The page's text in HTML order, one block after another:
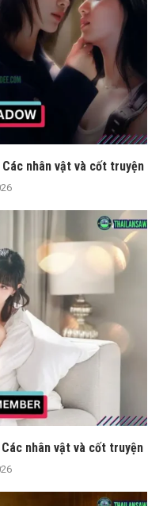
nhân vật và cốt truyện
nhân vật và cốt truyện